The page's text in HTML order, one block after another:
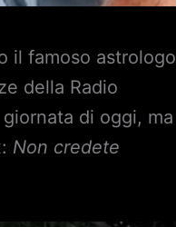
il famoso astrologo
della Radio
di oggi, ma
Non credete